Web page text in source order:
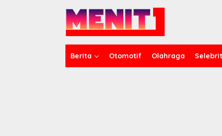
Berita Otomotif Olahraga